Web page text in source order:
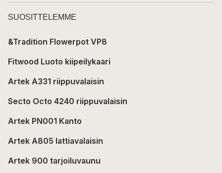
SUOSITTELEMME
&Tradition Flowerpot VP8
Fitwood Luoto kiipeilykaari
Artek A331 riippuvalaisin
Secto Octo 4240 riippuvalaisin
Artek PN001 Kanto
Artek A805 lattiavalaisin
Artek 900 tarjoiluvaunu